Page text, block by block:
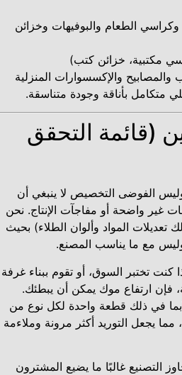
الطعام والبوفيهات وخزائن
مكتبية، خزائن كتب)
والإكسسوارات المنزلية
متكامل بأناقة وجودة متناسقة.
(قائمة التحقق
الفوضى التخصيص لا ينبغي أن
غير واضحة أو مفاجآت الإنتاج. نحن
المواد وألوان الطلاء) بحيث
مع ما يناسب المصنع.
تختبر السوق، أو تقوم ببناء غرفة
فإن ارتفاع موك يمكن أن يبطئك.
في ذلك قطعة واحدة لكل نوع من
مما يجعل التوريد أكثر مرونة وملاءمة
التصنيع غالبًا ما يضيع المشترون